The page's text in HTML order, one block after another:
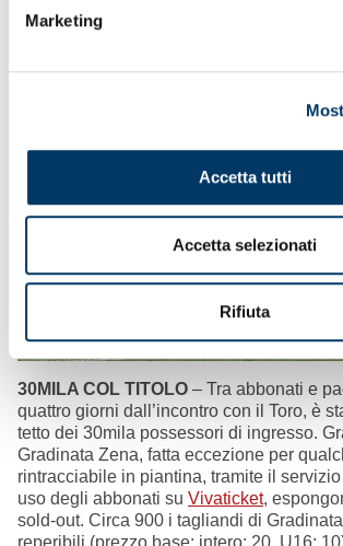
Marketing
Accetta tutti
Accetta selezionati
Rifiuta
allo store del Porto Antico, l’edizione
ricordata per la raffica di proposte, messe
direzione generale.
30MILA COL TITOLO – Tra abbonati e
quattro giorni dall’incontro con il Toro, è
tetto dei 30mila possessori di ingresso.
Gradinata Zena, fatta eccezione per
rintracciabile in piantina, tramite il
uso degli abbonati su Vivaticket,
sold-out. Circa 900 i tagliandi di
reperibili (prezzo base: intero: 20, U16: